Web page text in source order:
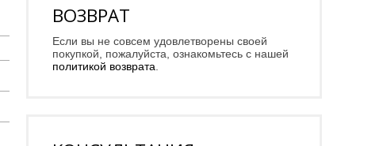
ВОЗВРАТ
Если вы не совсем удовлетворены своей
покупкой, пожалуйста, ознакомьтесь с нашей
политикой возврата